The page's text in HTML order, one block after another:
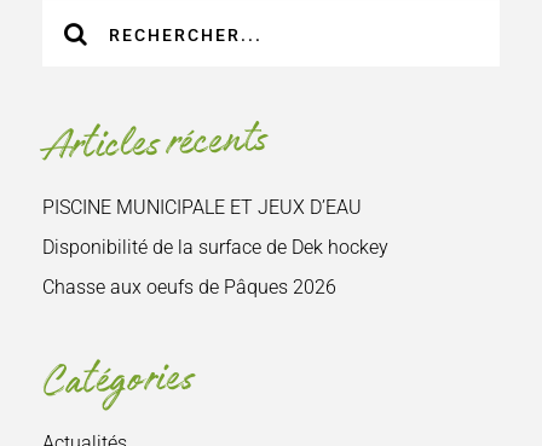
sur
Articles récents
PISCINE MUNICIPALE ET JEUX D’EAU
Disponibilité de la surface de Dek hockey
Chasse aux oeufs de Pâques 2026
Catégories